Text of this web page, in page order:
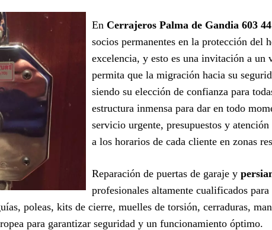
En Cerrajeros Palma de Gandia 603
socios permanentes en la protección del
excelencia, y esto es una invitación a un
permita que la migración hacia su
siendo su elección de confianza para
estructura inmensa para dar en todo
servicio urgente, presupuestos y
a los horarios de cada cliente en zonas
Reparación de puertas de garaje y
profesionales altamente cualificados
poleas, kits de cierre, muelles de torsión, cerraduras,
para garantizar seguridad y un funcionamiento óptimo.